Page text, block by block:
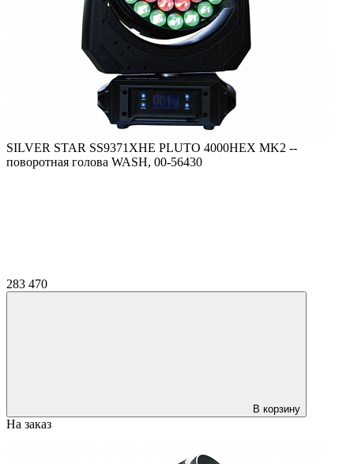
SILVER STAR SS9371XHE PLUTO 4000HEX MK2 --
поворотная голова WASH, 00-56430
283 470
В корзину
На заказ